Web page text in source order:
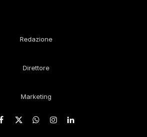
Redazione
Direttore
Marketing
Facebook
X
WhatsApp
Instagram
LinkedIn